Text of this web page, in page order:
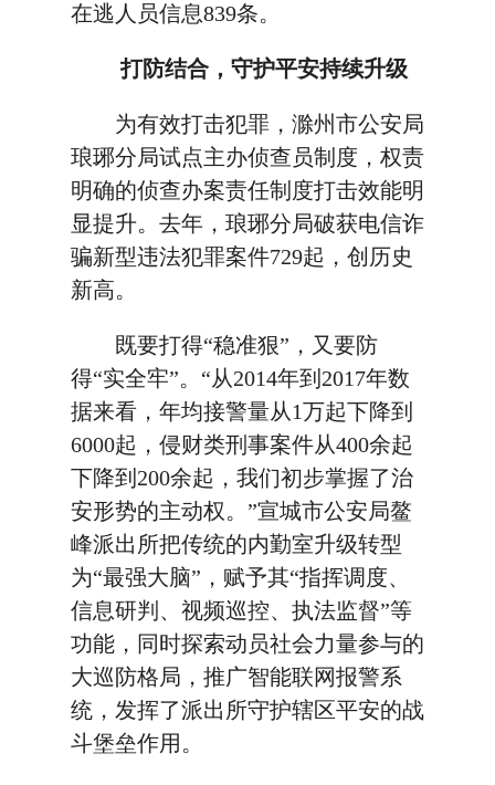
在逃人员信息839条。
打防结合，守护平安持续升级
为有效打击犯罪，滁州市公安局
琅琊分局试点主办侦查员制度，权责
明确的侦查办案责任制度打击效能明
显提升。去年，琅琊分局破获电信诈
骗新型违法犯罪案件729起，创历史
新高。
既要打得“稳准狠”，又要防
得“实全牢”。“从2014年到2017年数
据来看，年均接警量从1万起下降到
6000起，侵财类刑事案件从400余起
下降到200余起，我们初步掌握了治
安形势的主动权。”宣城市公安局鳌
峰派出所把传统的内勤室升级转型
为“最强大脑”，赋予其“指挥调度、
信息研判、视频巡控、执法监督”等
功能，同时探索动员社会力量参与的
大巡防格局，推广智能联网报警系
统，发挥了派出所守护辖区平安的战
斗堡垒作用。